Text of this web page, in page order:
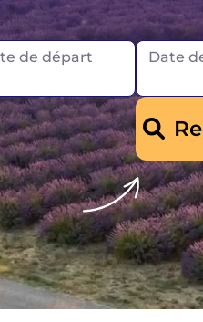
de départ Date